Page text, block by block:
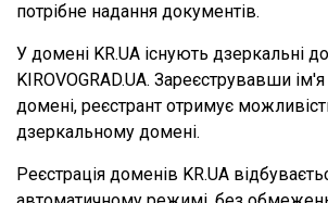
потрібне надання документів.
У домені KR.UA існують дзеркальні
KIROVOGRAD.UA. Зареєструвавши
домені, реєстрант отримує
дзеркальному домені.
Реєстрація доменів KR.UA